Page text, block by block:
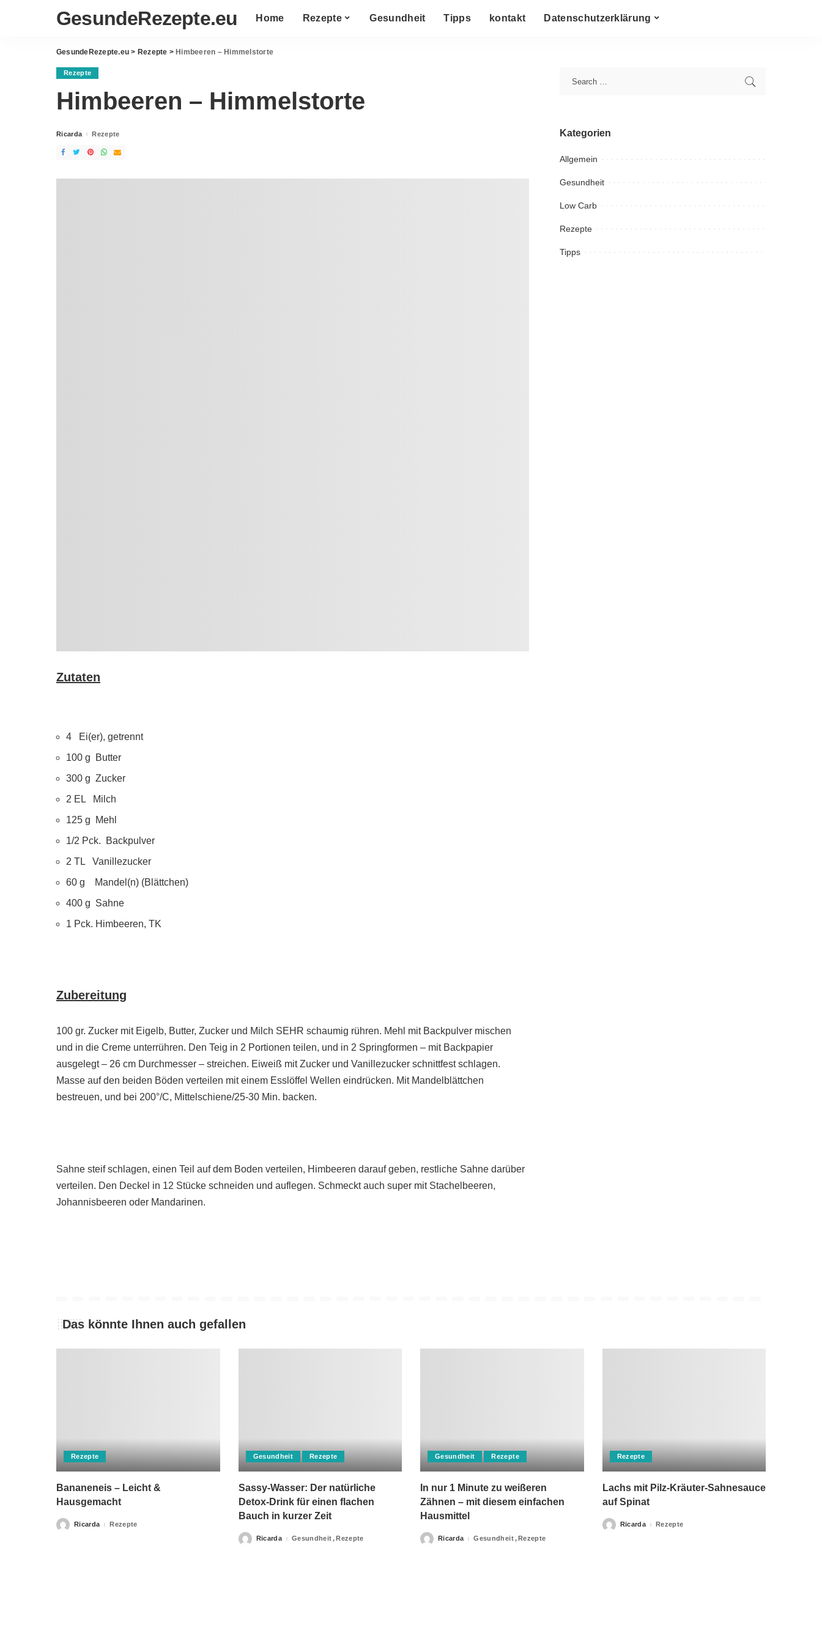
GesundeRezepte.eu Home Rezepte Gesundheit Tipps kontakt Datenschutzerklärung
GesundeRezepte.eu > Rezepte > Himbeeren – Himmelstorte
Rezepte
Himbeeren – Himmelstorte
Posted
Ricarda Rezepte
Zutaten
4 Ei(er), getrennt
100 g Butter
300 g Zucker
2 EL Milch
125 g Mehl
1/2 Pck. Backpulver
2 TL Vanillezucker
60 g Mandel(n) (Blättchen)
400 g Sahne
1 Pck. Himbeeren, TK
Zubereitung
100 gr. Zucker mit Eigelb, Butter, Zucker und Milch SEHR schaumig rühren. Mehl mit Backpulver mischen
und in die Creme unterrühren. Den Teig in 2 Portionen teilen, und in 2 Springformen – mit Backpapier
ausgelegt – 26 cm Durchmesser – streichen. Eiweiß mit Zucker und Vanillezucker schnittfest schlagen.
Masse auf den beiden Böden verteilen mit einem Esslöffel Wellen eindrücken. Mit Mandelblättchen
bestreuen, und bei 200°/C, Mittelschiene/25-30 Min. backen.
Sahne steif schlagen, einen Teil auf dem Boden verteilen, Himbeeren darauf geben, restliche Sahne darüber
verteilen. Den Deckel in 12 Stücke schneiden und auflegen. Schmeckt auch super mit Stachelbeeren,
Johannisbeeren oder Mandarinen.
Kategorien
Allgemein
Gesundheit
Low Carb
Rezepte
Tipps
Das könnte Ihnen auch gefallen
Rezepte
Bananeneis – Leicht &
Hausgemacht
PostedRicarda Rezepte
Gesundheit Rezepte
Sassy-Wasser: Der natürliche
Detox-Drink für einen flachen
Bauch in kurzer Zeit
PostedRicarda Gesundheit Rezepte
Gesundheit Rezepte
In nur 1 Minute zu weißeren
Zähnen – mit diesem einfachen
Hausmittel
PostedRicarda Gesundheit Rezepte
Rezepte
Lachs mit Pilz-Kräuter-Sahnesauce
auf Spinat
PostedRicarda Rezepte